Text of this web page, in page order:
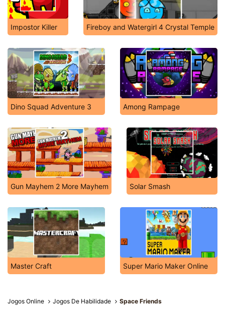
Impostor Killer Fireboy and Watergirl 4 Crystal Temple
Dino Squad Adventure 3 Among Rampage
Gun Mayhem 2 More Mayhem Solar Smash
Master Craft Super Mario Maker Online
Jogos Online Jogos De Habilidade Space Friends